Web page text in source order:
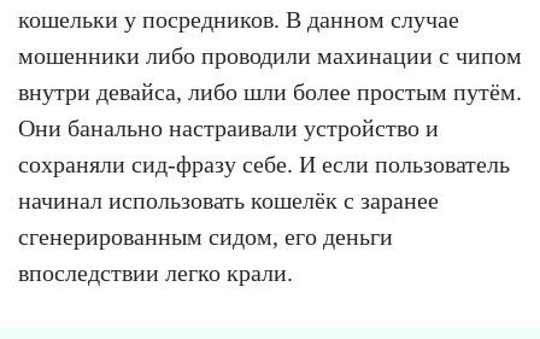
кошельки у посредников. В данном случае
мошенники либо проводили махинации с чипом
внутри девайса, либо шли более простым путём.
Они банально настраивали устройство и
сохраняли сид-фразу себе. И если пользователь
начинал использовать кошелёк с заранее
сгенерированным сидом, его деньги
впоследствии легко крали.